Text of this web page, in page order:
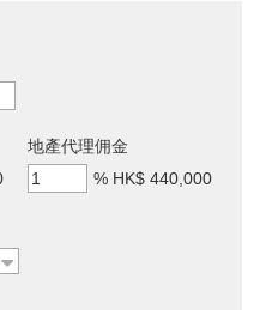
地產代理佣金
% HK$ 440,000